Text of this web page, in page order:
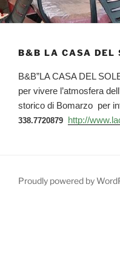
B&B LA CASA DEL
B&B”LA CASA DEL
per vivere l’atmosfera
storico di Bomarzo per
338.7720879 http://
Proudly powered by